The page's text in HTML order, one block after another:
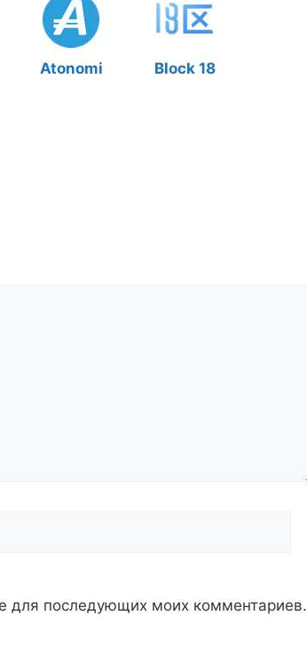
Atonomi Block 18
для последующих моих комментариев.